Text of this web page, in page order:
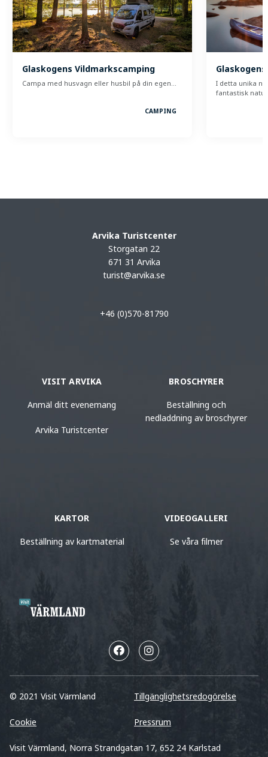
Glaskogens Vildmarkscamping
Campa med husvagn eller husbil på din egen…
CAMPING
I detta unika
fantastisk
Arvika Turistcenter
Storgatan 22
671 31 Arvika
turist@arvika.se
+46 (0)570-81790
VISIT ARVIKA
Anmäl ditt evenemang
Arvika Turistcenter
BROSCHYRER
Beställning och
nedladdning av broschyrer
KARTOR
Beställning av kartmaterial
VIDEOGALLERI
Se våra filmer
© 2021 Visit Värmland Tillgänglighetsredogörelse
Cookie Pressrum
Visit Värmland, Norra Strandgatan 17, 652 24 Karlstad